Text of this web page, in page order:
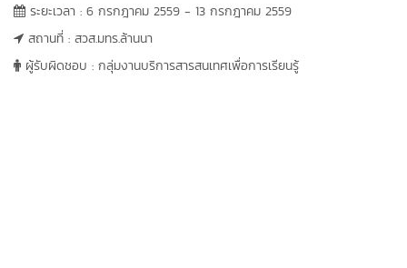
ระยะเวลา : 6 กรกฎาคม 2559 - 13 กรกฎาคม 2559
สถานที่ : สวส.มทร.ล้านนา
ผู้รับผิดชอบ : กลุ่มงานบริการสารสนเทศเพื่อการเรียนรู้